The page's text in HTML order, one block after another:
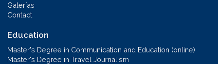
Galerías
Contact
Education
Master's Degree in Communication and Education (online)
Master's Degree in Travel Journalism